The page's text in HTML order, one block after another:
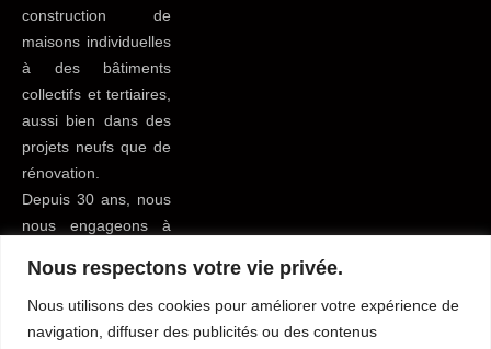
Nous respectons votre vie privée.
Nous utilisons des cookies pour améliorer votre expérience de
navigation, diffuser des publicités ou des contenus
construction de
maisons individuelles
à des bâtiments
collectifs et tertiaires,
aussi bien dans des
projets neufs que de
rénovation.
Depuis 30 ans, nous
nous engageons à
service possible à
tous nos clients du
bâtiment pour leur